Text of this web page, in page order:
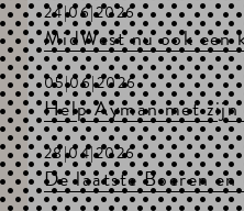
24|06|2026
MidWest nu ook een
05|06|2026
Help Ayman met
28|04|2026
De laatste Boeren en